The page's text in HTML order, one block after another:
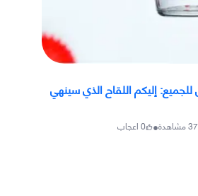
إليكم اللقاح الذي سينهي
مشاهدة•
0اعجاب